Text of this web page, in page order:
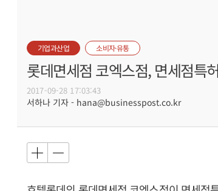
기업과산업 소비자·유통
롯데면세점 코엑스점, 면세점특
2017-09-28 17:03:43
서하나 기자 - hana@businesspost.co.kr